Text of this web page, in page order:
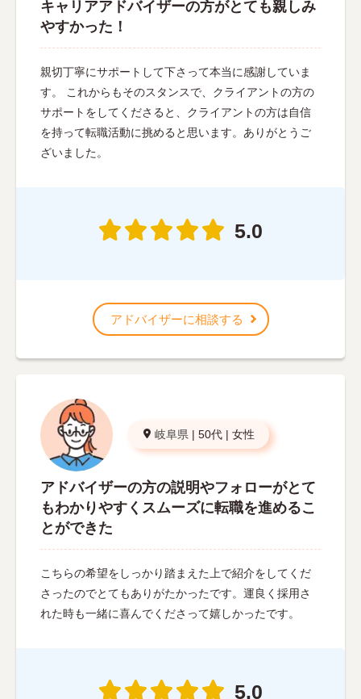
キャリアアドバイザーの方がとても親しみ
やすかった！
親切丁寧にサポートして下さって本当に感謝していま
す。 これからもそのスタンスで、クライアントの方の
サポートをしてくださると、クライアントの方は自信
を持って転職活動に挑めると思います。ありがとうご
ざいました。
5.0
アドバイザーに相談する
岐阜県 | 50代 | 女性
アドバイザーの方の説明やフォローがとて
もわかりやすくスムーズに転職を進めるこ
とができた
こちらの希望をしっかり踏まえた上で紹介をしてくだ
さったのでとてもありがたかったです。運良く採用さ
れた時も一緒に喜んでくださって嬉しかったです。
5.0